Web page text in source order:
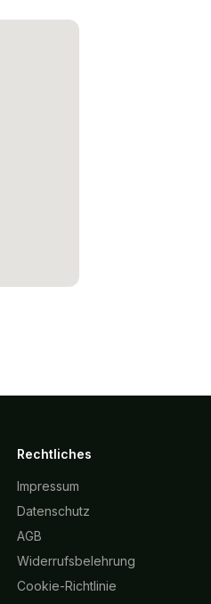
Rechtliches
Impressum
Datenschutz
AGB
Widerrufsbelehrung
Cookie-Richtlinie